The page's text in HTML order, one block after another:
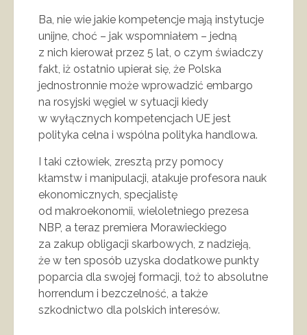
Ba, nie wie jakie kompetencje mają instytucje
unijne, choć – jak wspomniałem – jedną
z nich kierował przez 5 lat, o czym świadczy
fakt, iż ostatnio upierał się, że Polska
jednostronnie może wprowadzić embargo
na rosyjski węgiel w sytuacji kiedy
w wyłącznych kompetencjach UE jest
polityka celna i wspólna polityka handlowa.
I taki człowiek, zresztą przy pomocy
kłamstw i manipulacji, atakuje profesora nauk
ekonomicznych, specjalistę
od makroekonomii, wieloletniego prezesa
NBP, a teraz premiera Morawieckiego
za zakup obligacji skarbowych, z nadzieją,
że w ten sposób uzyska dodatkowe punkty
poparcia dla swojej formacji, toż to absolutne
horrendum i bezczelność, a także
szkodnictwo dla polskich interesów.